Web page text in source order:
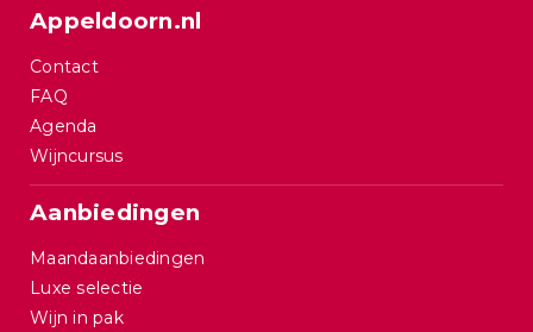
Appeldoorn.nl
Contact
FAQ
Agenda
Wijncursus
Aanbiedingen
Maandaanbiedingen
Luxe selectie
Wijn in pak